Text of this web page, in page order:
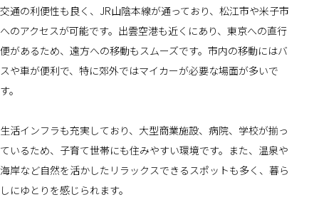
交通の利便性も良く、JR山陰本線が通っており、松江市や米子市
へのアクセスが可能です。出雲空港も近くにあり、東京への直行
便があるため、遠方への移動もスムーズです。市内の移動にはバ
スや車が便利で、特に郊外ではマイカーが必要な場面が多いで
す。
生活インフラも充実しており、大型商業施設、病院、学校が揃っ
ているため、子育て世帯にも住みやすい環境です。また、温泉や
海岸など自然を活かしたリラックスできるスポットも多く、暮ら
しにゆとりを感じられます。